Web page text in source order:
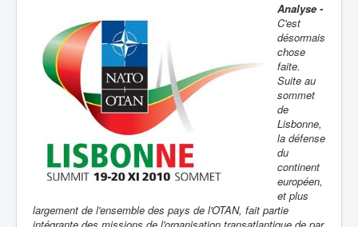
Analyse -
C'est
désormais
chose
faite.
Suite au
sommet
de
Lisbonne,
la défense
du
continent
européen,
et plus
largement de l'ensemble des pays de l'OTAN, fait partie